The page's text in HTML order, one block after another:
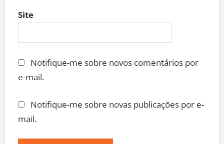
Site
Notifique-me sobre novos comentários por
e-mail.
Notifique-me sobre novas publicações por e-
mail.